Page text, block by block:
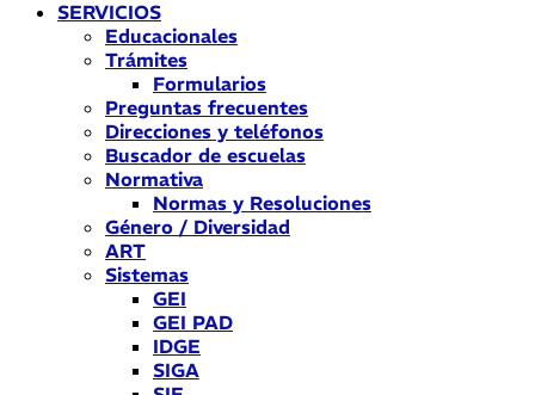
SERVICIOS
Educacionales
Trámites
Formularios
Preguntas frecuentes
Direcciones y teléfonos
Buscador de escuelas
Normativa
Normas y Resoluciones
Género / Diversidad
ART
Sistemas
GEI
GEI PAD
IDGE
SIGA